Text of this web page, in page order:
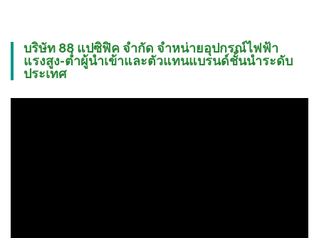
บริษัท 88 แปซิฟิค จำกัด จำหน่ายอุปกรณ์ไฟฟ้า
แรงสูง-ต่ำผู้นำเข้าและตัวแทนแบรนด์ชั้นนำระดับ
ประเทศ